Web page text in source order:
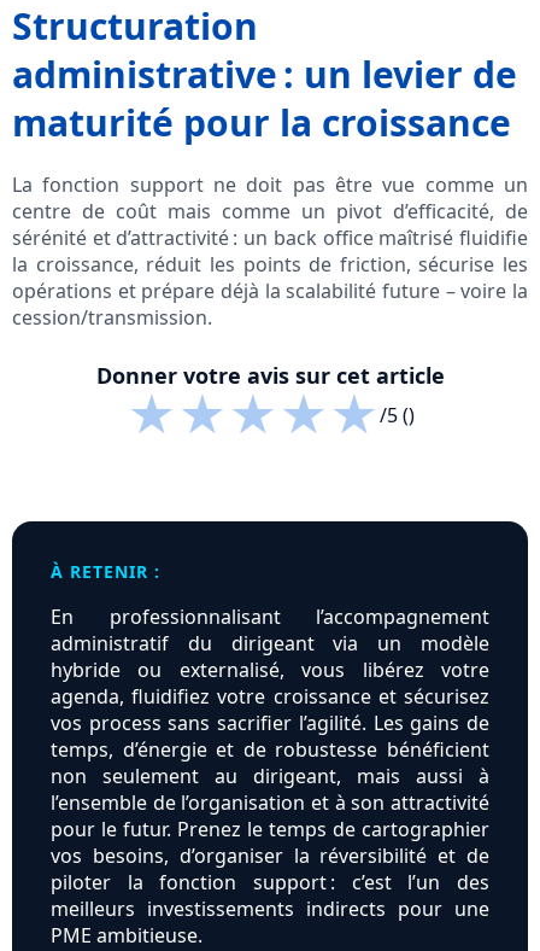
Structuration
administrative : un levier de
maturité pour la croissance
La fonction support ne doit pas être vue comme un
centre de coût mais comme un pivot d’efficacité, de
sérénité et d’attractivité : un back office maîtrisé fluidifie
la croissance, réduit les points de friction, sécurise les
opérations et prépare déjà la scalabilité future – voire la
cession/transmission.
Donner votre avis sur cet article
★★★★★/5 ()
À RETENIR :
En professionnalisant l’accompagnement
administratif du dirigeant via un modèle
hybride ou externalisé, vous libérez votre
agenda, fluidifiez votre croissance et sécurisez
vos process sans sacrifier l’agilité. Les gains de
temps, d’énergie et de robustesse bénéficient
non seulement au dirigeant, mais aussi à
l’ensemble de l’organisation et à son attractivité
pour le futur. Prenez le temps de cartographier
vos besoins, d’organiser la réversibilité et de
piloter la fonction support : c’est l’un des
meilleurs investissements indirects pour une
PME ambitieuse.